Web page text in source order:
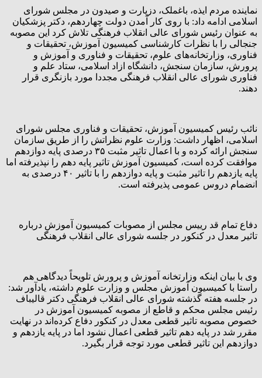
نماینده مردم ایذه، باغملک، دزپارت و صیدون در مجلس شورای
اسلامی ادامه داد: با روی کار آمدن دولت چهاردهم، دکتر پزشکیان
به عنوان رئیس شورای عالی انقلاب فرهنگی تلاش کرد این مصوبه
جنجالی را با نظرات کارشناسی کمیسیون آموزش، تحقیقات و
فناوری، وزارتخانه‌های علوم، تحقیقات و فناوری و آموزش و
پرورش، سازمان سنجش، دانشگاه ازاد اسلامی، ستاد علم و
فناوری شورای عالی انقلاب فرهنگی مجددا مورد بازنگری قرار
دهند.
نائب رئیس کمیسیون آموزش، تحقیقات و فناوری مجلس شورای
اسلامی، اظهار داشت: وزارت علوم نظراتش را از طریق سازمان
سنجش ارائه کرده و با اعمال تاثیر مثبت ۳۵ درصدی پایه دوازدهم
موافقت کرده است، کمیسیون آموزش تاثیر پایه دهم را نپذیرفته اما
پایه یازدهم را تاثیر مثبت و پایه دوازدهم را با تاثیر ۴۰ درصدی به
انضمام دروس عمومی پذیرفته است.
دفاع تمام قد رییس مجلس از مصوبات کمیسیون آموزش درباره
تاثیر معدل در کنکور در جلسه شورای عالی انقلاب فرهنگی
وی با بیان اینکه وزارتخانه آموزش و پرورش تلویحاً دیدگاهی هم
راستا با کمیسیون آموزش مجلس و وزارت علوم داشته، یادآور شد:
در جلسه هفته گذشته شورای عالی انقلاب فرهنگی دکتر قالیباف
رئیس مجلس محکم و قاطع از مصوبه کمیسیون آموزش در
خصوص مصوبه تاثیر قطعی معدل در کنکور دفاع کرده‌اند در نهایت
مقرر شد در پایه دهم تاثیر قطعی اعمال نشود اما در پایه یازدهم و
دوازدهم این تاثیر قطعی مورد توجه قرار بگیرد.